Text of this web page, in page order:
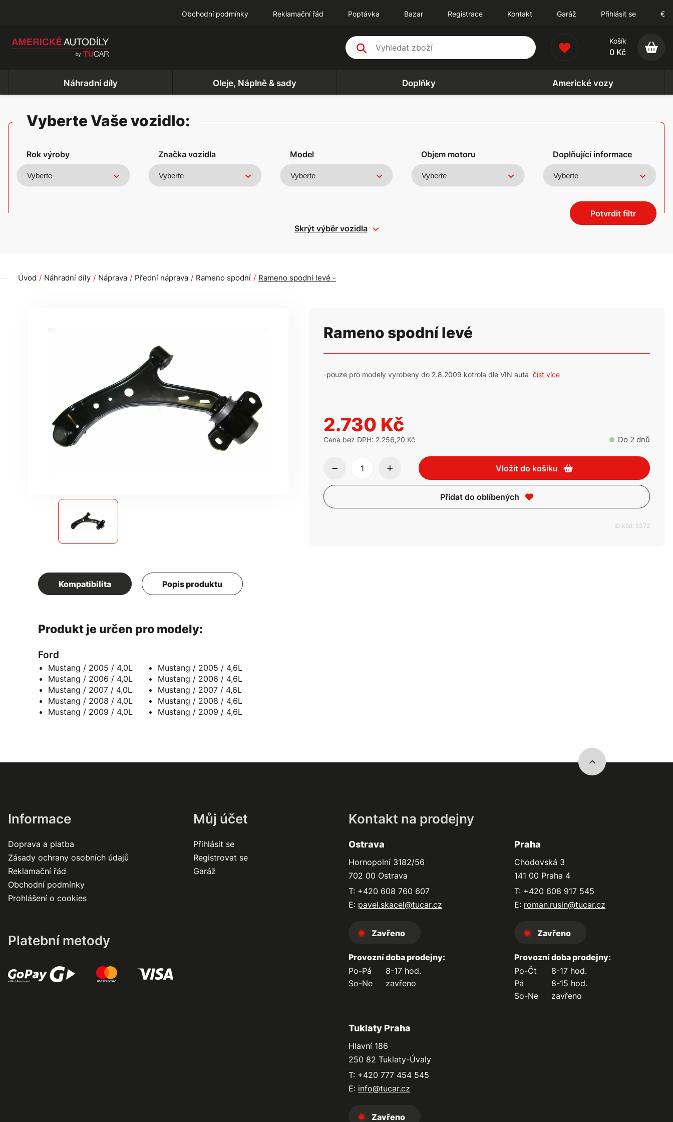
Obchodní podmínky Reklamační řád Poptávka Bazar Registrace Kontakt Garáž Přihlásit se €
Košík
0 Kč
Náhradní díly Oleje, Náplně & sady Doplňky Americké vozy
Vyberte Vaše vozidlo:
Rok výroby Značka vozidla Model Objem motoru Doplňující informace
Potvrdit filtr
Skrýt výběr vozidla
Úvod Náhradní díly Náprava Přední náprava Rameno spodní Rameno spodní levé -
Rameno spodní levé
-pouze pro modely vyrobeny do 2.8.2009 kotrola dle VIN auta číst více
2.730 Kč
Cena bez DPH: 2.256,20 Kč Do 2 dnů
Vložit do košíku
Přidat do oblíbených
ID kód: 5372
Kompatibilita Popis produktu
Produkt je určen pro modely:
Ford
Mustang / 2005 / 4,0L
Mustang / 2006 / 4,0L
Mustang / 2007 / 4,0L
Mustang / 2008 / 4,0L
Mustang / 2009 / 4,0L
Mustang / 2005 / 4,6L
Mustang / 2006 / 4,6L
Mustang / 2007 / 4,6L
Mustang / 2008 / 4,6L
Mustang / 2009 / 4,6L
Informace
Doprava a platba
Zásady ochrany osobních údajů
Reklamační řád
Obchodní podmínky
Prohlášení o cookies
Platební metody
Můj účet
Přihlásit se
Registrovat se
Garáž
Kontakt na prodejny
Ostrava
Hornopolní 3182/56
702 00 Ostrava
T: +420 608 760 607
E: pavel.skacel@tucar.cz
Zavřeno
Provozní doba prodejny:
Po-Pá
8-17 hod.
So-Ne
zavřeno
Praha
Chodovská 3
141 00 Praha 4
T: +420 608 917 545
E: roman.rusin@tucar.cz
Zavřeno
Provozní doba prodejny:
Po-Čt
8-17 hod.
Pá
8-15 hod.
So-Ne
zavřeno
Tuklaty Praha
Hlavní 186
250 82 Tuklaty-Úvaly
T: +420 777 454 545
E: info@tucar.cz
Zavřeno